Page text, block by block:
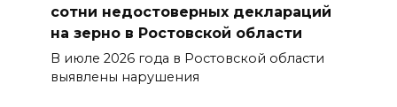
сотни недостоверных деклараций
на зерно в Ростовской области
В июле 2026 года в Ростовской области
выявлены нарушения